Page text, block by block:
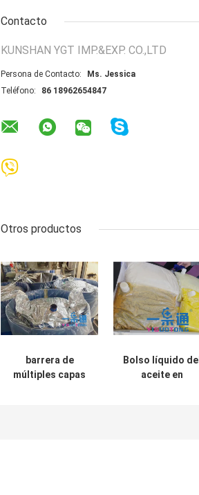
Contacto
KUNSHAN YGT IMP.&EXP. CO.,LTD
Persona de Contacto:
Ms. Jessica
Teléfono:
86 18962654847
Otros productos
barrera de
múltiples capas
Bolso líquido del
aceite en